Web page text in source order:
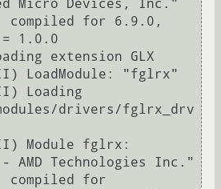
Micro Devices, Inc."
for 6.9.0,
= 1.0.0
extension GLX
LoadModule: "fglrx"
Loading
drivers/fglrx_drv
Module fglrx:
AMD Technologies Inc."
for